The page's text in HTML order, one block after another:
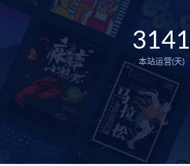
3141
本站运营(天)